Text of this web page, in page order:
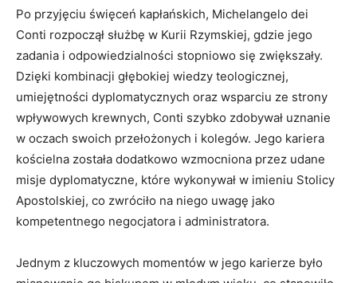
Po przyjęciu święceń kapłańskich, Michelangelo dei
Conti rozpoczął służbę w Kurii Rzymskiej, gdzie jego
zadania i odpowiedzialności stopniowo się zwiększały.
Dzięki kombinacji głębokiej wiedzy teologicznej,
umiejętności dyplomatycznych oraz wsparciu ze strony
wpływowych krewnych, Conti szybko zdobywał uznanie
w oczach swoich przełożonych i kolegów. Jego kariera
kościelna została dodatkowo wzmocniona przez udane
misje dyplomatyczne, które wykonywał w imieniu Stolicy
Apostolskiej, co zwróciło na niego uwagę jako
kompetentnego negocjatora i administratora.
Jednym z kluczowych momentów w jego karierze było